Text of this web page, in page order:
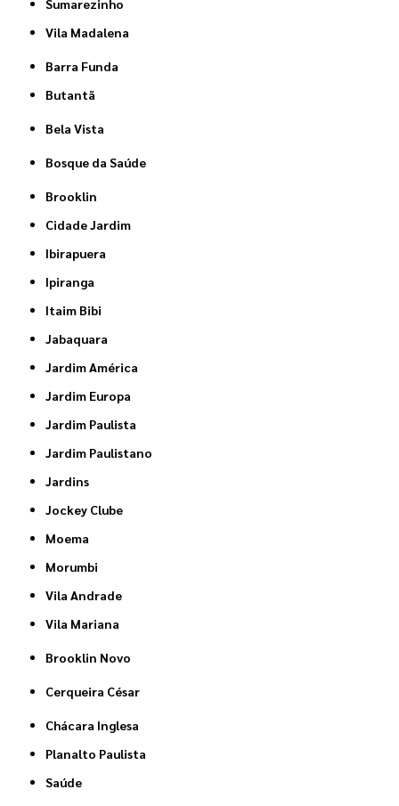
Sumarezinho
Vila Madalena
Barra Funda
Butantã
Bela Vista
Bosque da Saúde
Brooklin
Cidade Jardim
Ibirapuera
Ipiranga
Itaim Bibi
Jabaquara
Jardim América
Jardim Europa
Jardim Paulista
Jardim Paulistano
Jardins
Jockey Clube
Moema
Morumbi
Vila Andrade
Vila Mariana
Brooklin Novo
Cerqueira César
Chácara Inglesa
Planalto Paulista
Saúde